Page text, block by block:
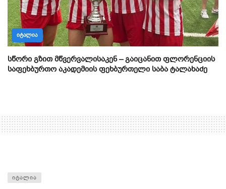
ᲘᲢᲐᲚᲘᲐ
სწორი გზით მწვერვალისაკენ – გაიცანით ფლორენციის
საფეხბურთო აკადემიის ფეხბურთელი საბა ტალახაძე
ᲘᲢᲐᲚᲘᲐ